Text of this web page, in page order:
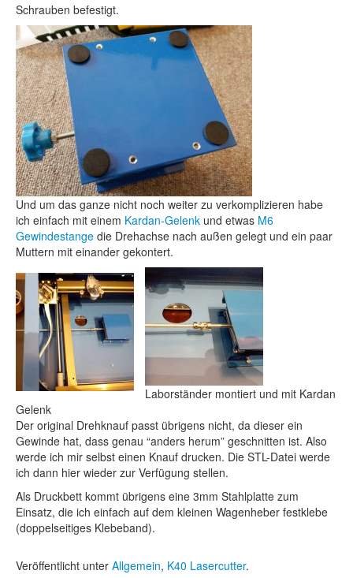
Schrauben befestigt.
Und um das ganze nicht noch weiter zu verkomplizieren habe
ich einfach mit einem Kardan-Gelenk und etwas M6
Gewindestange die Drehachse nach außen gelegt und ein paar
Muttern mit einander gekontert.
Laborständer montiert und mit Kardan
Gelenk
Der original Drehknauf passt übrigens nicht, da dieser ein
Gewinde hat, dass genau “anders herum” geschnitten ist. Also
werde ich mir selbst einen Knauf drucken. Die STL-Datei werde
ich dann hier wieder zur Verfügung stellen.
Als Druckbett kommt übrigens eine 3mm Stahlplatte zum
Einsatz, die ich einfach auf dem kleinen Wagenheber festklebe
(doppelseitiges Klebeband).
Veröffentlicht unter Allgemein, K40 Lasercutter.